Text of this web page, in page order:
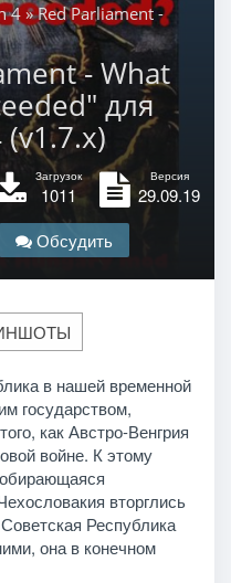
4» Red Parliament -
- What
для
Загрузок
1011
Версия
29.09.19
Обсудить
в нашей временной
государством,
как Австро-Венгрия
войне. К этому
вторглись
Республика
она в конечном